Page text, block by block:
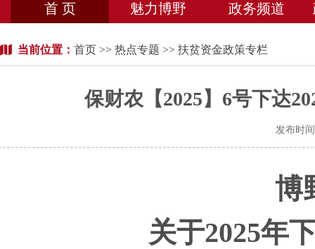
首 页 魅力博野 政务频道
当前位置： 首页 >> 热点专题 >> 扶贫资金政策专栏
保财农【2025】6号下达
发布时
博
关于2025年